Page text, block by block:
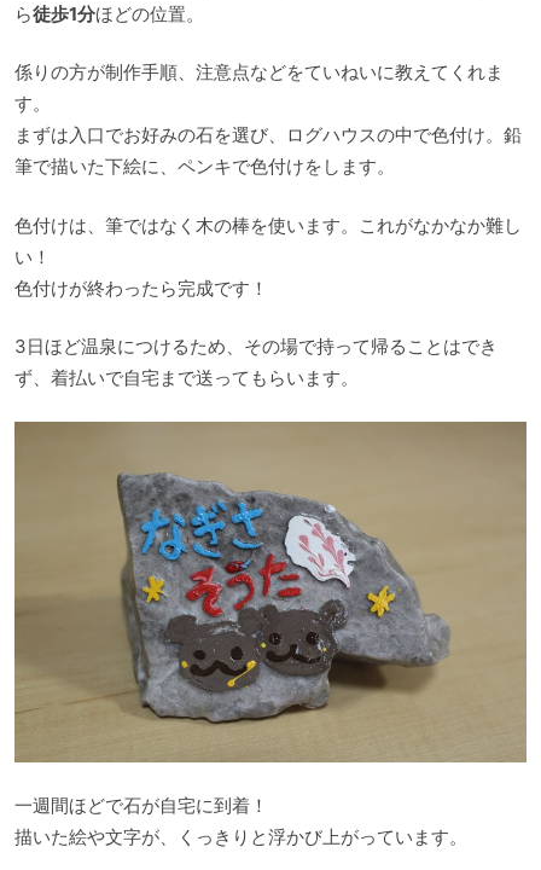
ら徒歩1分ほどの位置。
係りの方が制作手順、注意点などをていねいに教えてくれま
す。
まずは入口でお好みの石を選び、ログハウスの中で色付け。鉛
筆で描いた下絵に、ペンキで色付けをします。
色付けは、筆ではなく木の棒を使います。これがなかなか難し
い！
色付けが終わったら完成です！
3日ほど温泉につけるため、その場で持って帰ることはでき
ず、着払いで自宅まで送ってもらいます。
一週間ほどで石が自宅に到着！
描いた絵や文字が、くっきりと浮かび上がっています。